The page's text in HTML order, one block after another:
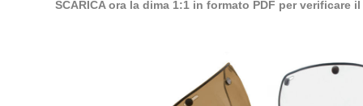
SCARICA ora la dima 1:1 in formato PDF per